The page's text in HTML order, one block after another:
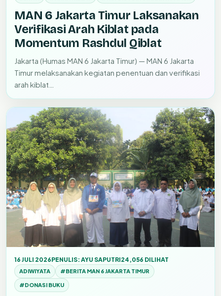
MAN 6 Jakarta Timur Laksanakan
Verifikasi Arah Kiblat pada
Momentum Rashdul Qiblat
Jakarta (Humas MAN 6 Jakarta Timur) — MAN 6 Jakarta
Timur melaksanakan kegiatan penentuan dan verifikasi
arah kiblat…
16 JULI 2026PENULIS: AYU SAPUTRI24,056 DILIHAT
ADIWIYATA #BERITA MAN 6 JAKARTA TIMUR
#DONASI BUKU